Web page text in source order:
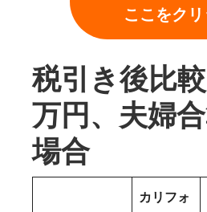
ここをク
税引き後比
万円、夫婦
場合
カリフォ